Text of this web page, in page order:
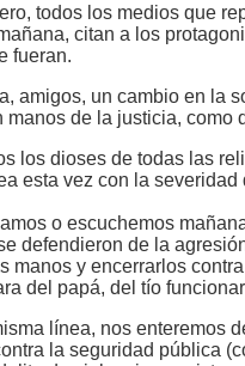
todos los medios que
citan a los
fueran.
amigos, un cambio en la
manos de la justicia, como
los dioses de todas las
esta vez con la severidad
o escuchemos
defendieron de la
manos y encerrarlos
del papá, del tío
línea, nos enteremos
la seguridad pública